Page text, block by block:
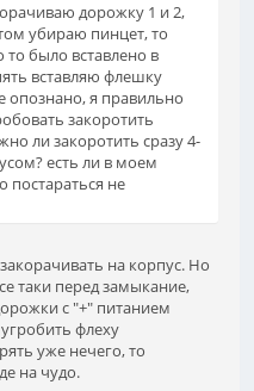
дорожку 1 и 2,
убираю пинцет, то
было вставлено в
вставляю флешку
опознано, я правильно
закоротить
ли закоротить сразу 4-
есть ли в моем
не
на корпус. Но
таки перед замыкание,
с "+" питанием
флеху
уже нечего, то
на чудо.